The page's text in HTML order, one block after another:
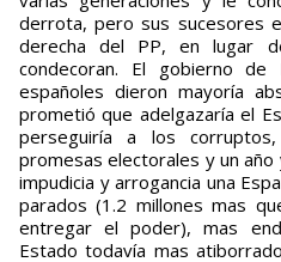
derrota, pero sus sucesores
derecha del PP, en lugar
condecoran. El gobierno
españoles dieron mayoría
prometió que adelgazaría el
perseguiría a los
promesas electorales y un
impudicia y arrogancia una
parados (1.2 millones mas
entregar el poder), mas
Estado todavía mas